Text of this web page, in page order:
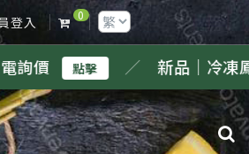
登入 0
／ 新品｜冷凍鳳梨果漿上架